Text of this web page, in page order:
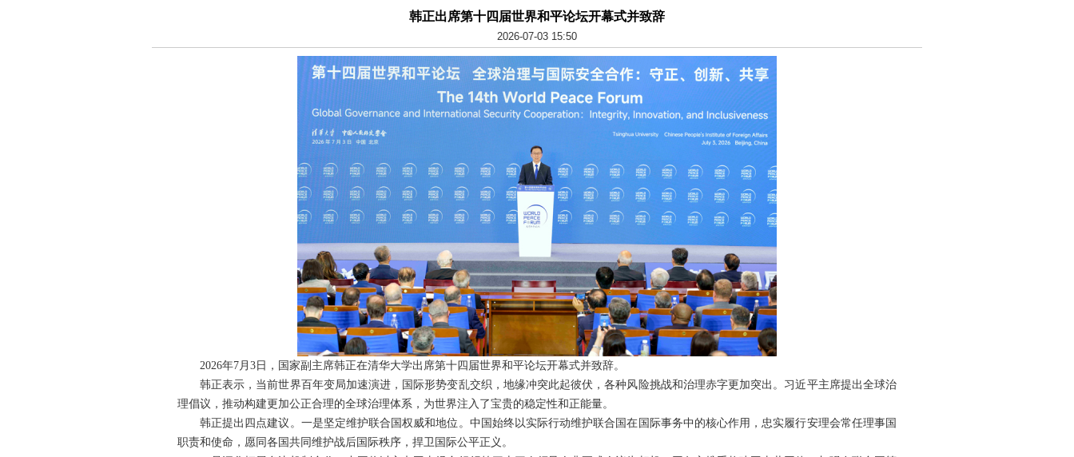
韩正出席第十四届世界和平论坛开幕式并致辞
2026-07-03 15:50
2026年7月3日，国家副主席韩正在清华大学出席第十四届世界和平论坛开幕式并致辞。
韩正表示，当前世界百年变局加速演进，国际形势变乱交织，地缘冲突此起彼伏，各种风险挑战和治理赤字更加突出。习近平主席提出全球治
理倡议，推动构建更加公正合理的全球治理体系，为世界注入了宝贵的稳定性和正能量。
韩正提出四点建议。一是坚定维护联合国权威和地位。中国始终以实际行动维护联合国在国际事务中的核心作用，忠实履行安理会常任理事国
职责和使命，愿同各国共同维护战后国际秩序，捍卫国际公平正义。